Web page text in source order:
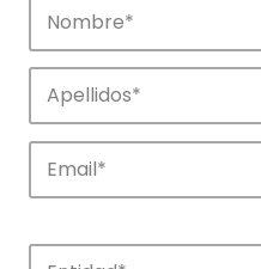
Empresas
Descubre las
innovación en los